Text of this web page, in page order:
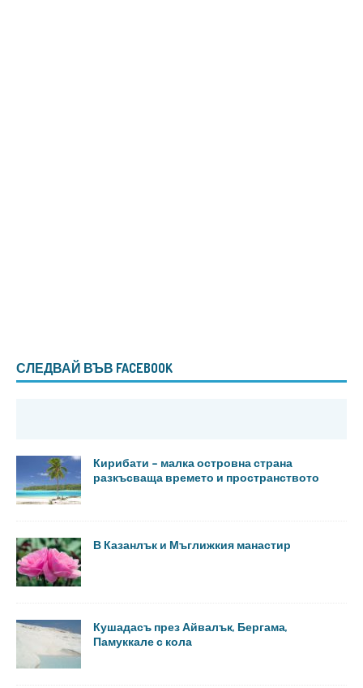
СЛЕДВАЙ ВЪВ FACEBOOK
Кирибати – малка островна страна
разкъсваща времето и пространството
В Казанлък и Мъглижкия манастир
Кушадасъ през Айвалък, Бергама,
Памуккале с кола